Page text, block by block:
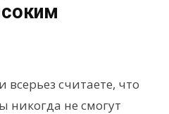
считаете, что
никогда не смогут